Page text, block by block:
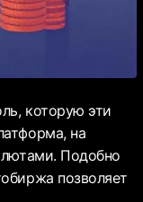
которую эти
на
Подобно
позволяет